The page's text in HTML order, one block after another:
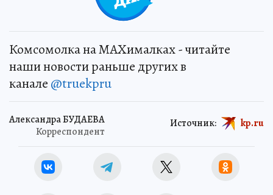
Комсомолка на MAXималках - читайте
наши новости раньше других в
канале @truekpru
Александра БУДАЕВА
Корреспондент
Источник: kp.ru